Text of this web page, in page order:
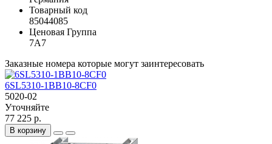
Товарный код
85044085
Ценовая Группа
7A7
Заказные номера которые могут заинтересовать
6SL5310-1BB10-8CF0
5020-02
Уточняйте
77 225 р.
В корзину